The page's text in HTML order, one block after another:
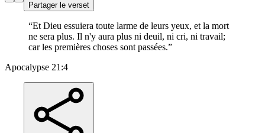
Partager le verset
“Et Dieu essuiera toute larme de leurs yeux, et la mort
ne sera plus. Il n'y aura plus ni deuil, ni cri, ni travail;
car les premières choses sont passées.”
Apocalypse 21:4